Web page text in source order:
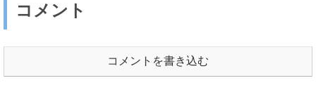
コメント
コメントを書き込む